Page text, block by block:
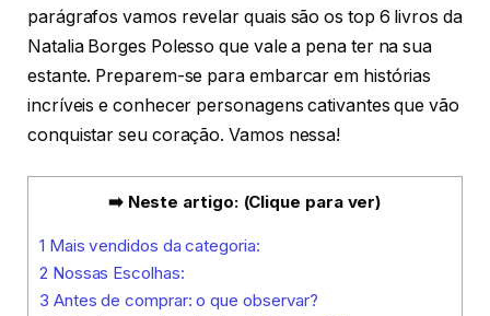
parágrafos vamos revelar quais são os top 6 livros da
Natalia Borges Polesso que vale a pena ter na sua
estante. Preparem-se para embarcar em histórias
incríveis e conhecer personagens cativantes que vão
conquistar seu coração. Vamos nessa!
➡️ Neste artigo: (Clique para ver)
1 Mais vendidos da categoria:
2 Nossas Escolhas:
3 Antes de comprar: o que observar?